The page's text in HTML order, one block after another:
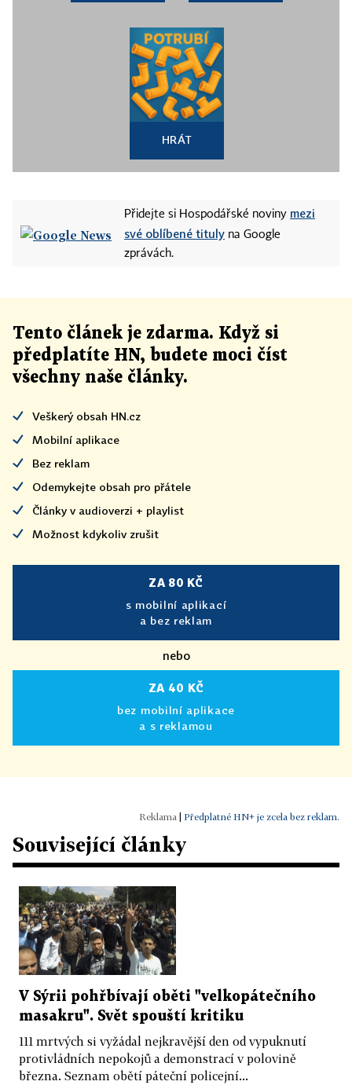
HRÁT
Přidejte si Hospodářské noviny mezi
své oblíbené tituly na Google
zprávách.
Tento článek je zdarma. Když si
předplatíte HN, budete moci číst
všechny naše články.
Veškerý obsah HN.cz
Mobilní aplikace
Bez reklam
Odemykejte obsah pro přátele
Články v audioverzi + playlist
Možnost kdykoliv zrušit
ZA 80 KČ
s mobilní aplikací
a bez reklam
nebo
ZA 40 KČ
bez mobilní aplikace
a s reklamou
Předplatné HN+ je zcela bez reklam.
Související články
V Sýrii pohřbívají oběti "velkopátečního
masakru". Svět spouští kritiku
111 mrtvých si vyžádal nejkravější den od vypuknutí
protivládních nepokojů a demonstrací v polovině
března. Seznam obětí páteční policejní...